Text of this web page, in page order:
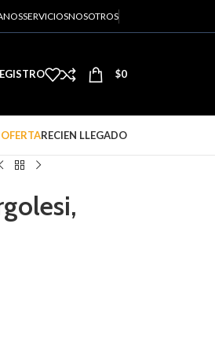
SERVICIOSNOSOTROS
$0
RECIEN LLEGADO